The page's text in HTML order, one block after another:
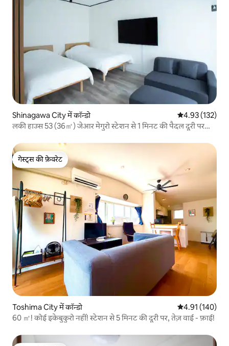
Shinagawa City में कॉन्डो औसत रेटिंग 5 में से
4.93 (132)
लकी हाउस 53 (36㎡) जेआर मेगुरो स्टेशन से 1 मिनट की पैदल दूरी पर
गेस्ट्स की फ़ेवरेट
गेस्ट्स की फ़ेवरेट
Toshima City में कॉन्डो औसत रेटिंग 5 में से
4.91 (140)
60 ㎡! कोई इकेबुकुरो नहीं! स्टेशन से 5 मिनट की दूरी पर, तेज़ वाई - फ़ाई!